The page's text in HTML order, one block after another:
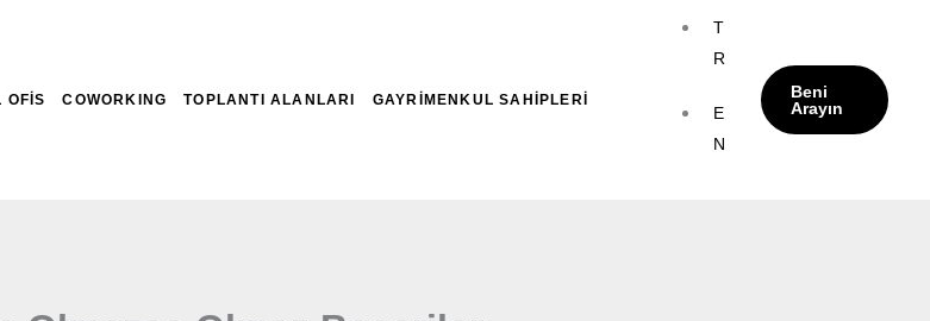
OFİS COWORKING TOPLANTI ALANLARI GAYRİMENKUL SAHİPLERİ
T
R
E
N
Beni
Arayın